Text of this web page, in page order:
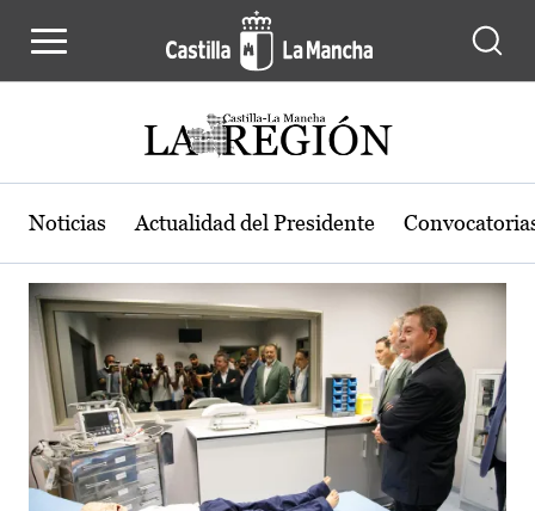
Actualidad de la región de Castilla-
Noticias Actualidad del Presidente